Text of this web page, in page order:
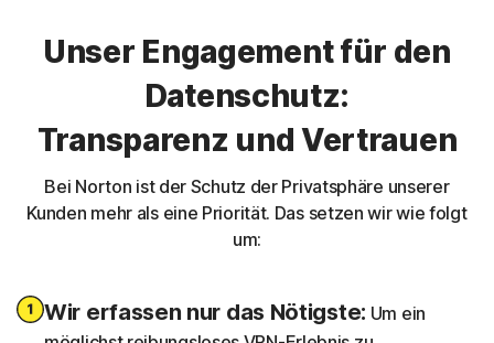
Unser Engagement für den
Datenschutz:
Transparenz und Vertrauen
Bei Norton ist der Schutz der Privatsphäre unserer
Kunden mehr als eine Priorität. Das setzen wir wie folgt
um:
Wir erfassen nur das Nötigste: Um ein